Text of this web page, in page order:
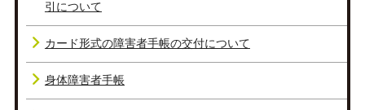
引について
カード形式の障害者手帳の交付について
身体障害者手帳